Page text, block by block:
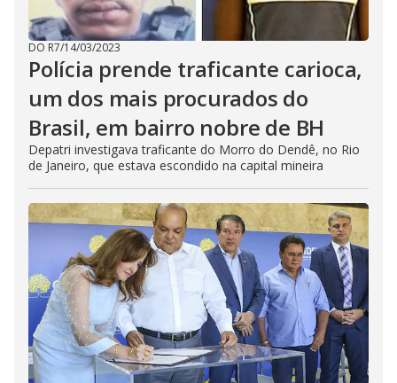
DO R7/14/03/2023
Polícia prende traficante carioca,
um dos mais procurados do
Brasil, em bairro nobre de BH
Depatri investigava traficante do Morro do Dendê, no Rio
de Janeiro, que estava escondido na capital mineira